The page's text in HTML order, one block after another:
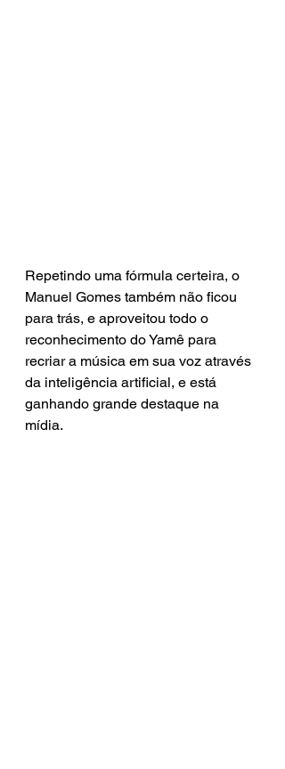
Repetindo uma fórmula certeira, o
Manuel Gomes também não ficou
para trás, e aproveitou todo o
reconhecimento do Yamê para
recriar a música em sua voz através
da inteligência artificial, e está
ganhando grande destaque na
mídia.